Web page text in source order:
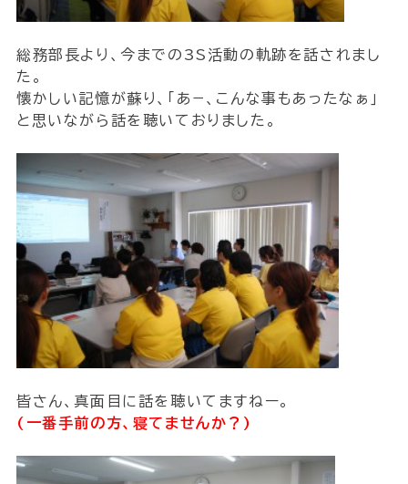
総務部長より、今までの3S活動の軌跡を話されまし
た。
懐かしい記憶が蘇り、｢あ−、こんな事もあったなぁ｣
と思いながら話を聴いておりました。
皆さん、真面目に話を聴いてますねー。
(一番手前の方、寝てませんか？)